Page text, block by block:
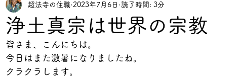
浄土真宗は世界の宗教
超法寺の住職 2023年7月6日 読了時間: 3分
皆さま、こんにちは。
今日はまた激暑になりましたね。
クラクラします。